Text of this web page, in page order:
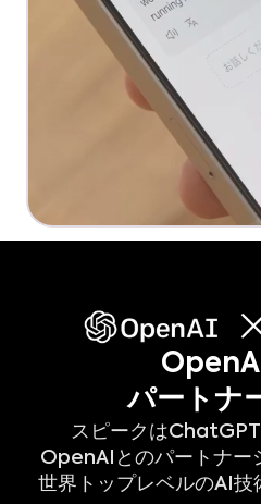
パートナ
スピークは
OpenAIとのパートナー
世界トップレベルのAI技